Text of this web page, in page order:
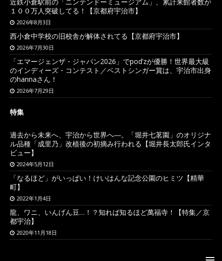
１００万人突破してる！【京都府宇治市】
2026年8月3日
西小倉中学校の旧校舎が解体されてる【京都府宇治市】
2026年7月30日
「エマージェンザ・ジャパン2026」でpod’zが優勝！世界最大級
のインディーズ・コンテスト／ベストシンガー賞は、宇治市出身
のhannaさん！
2026年7月29日
特集
過去から未来へ、宇治から世界へ―。「堀井七茗園」のオリジナ
ル品種「成里乃」改植後の初摘み行われる【堀井長太郎氏インタ
ビュー】
2024年5月12日
「なるほど」がいっぱい！けいはんな記念公園のヒミツ【精華
町】
2022年1月4日
龍、ワニ、いんげん豆…！？知れば知るほど萬福寺！【特集／京
都宇治】
2020年11月18日